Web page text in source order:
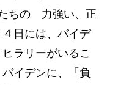
ちの 力強い、正
日には、バイデ
ラリーがいるこ
イデンに、「負